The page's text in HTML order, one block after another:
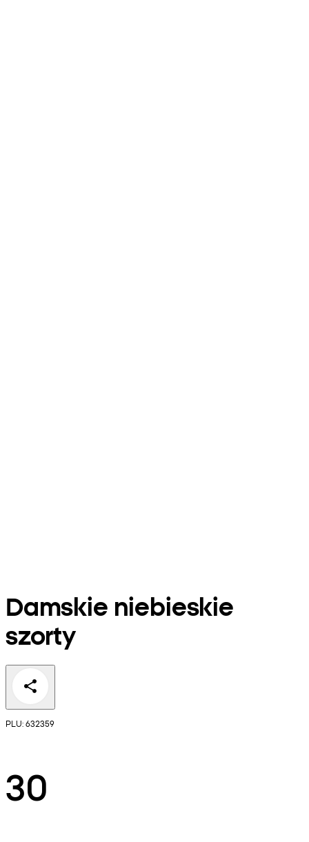
Damskie niebieskie
szorty
PLU: 632359
30